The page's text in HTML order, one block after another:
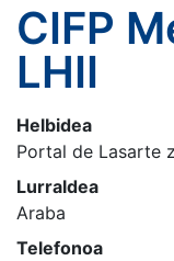
CIFP
LHII
Helbidea
Portal de Lasarte
Lurraldea
Araba
Telefonoa